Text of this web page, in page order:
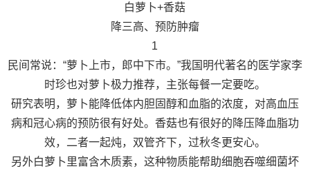
白萝卜+香菇
降三高、预防肿瘤
1
民间常说：“萝卜上市，郎中下市。”我国明代著名的医学家李
时珍也对萝卜极力推荐，主张每餐一定要吃。
研究表明，萝卜能降低体内胆固醇和血脂的浓度，对高血压
病和冠心病的预防很有好处。香菇也有很好的降压降血脂功
效，二者一起炖，双管齐下，过秋冬更安心。
另外白萝卜里富含木质素，这种物质能帮助细胞吞噬细菌坏